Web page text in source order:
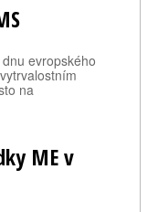
evropského
na
ME v